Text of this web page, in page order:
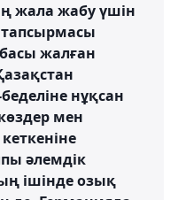
жала жабу үшін
жалған
нұқсан
мен
әлемдік
ішінде озық